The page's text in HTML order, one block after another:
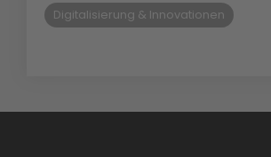
Digitalisierung & Innovationen